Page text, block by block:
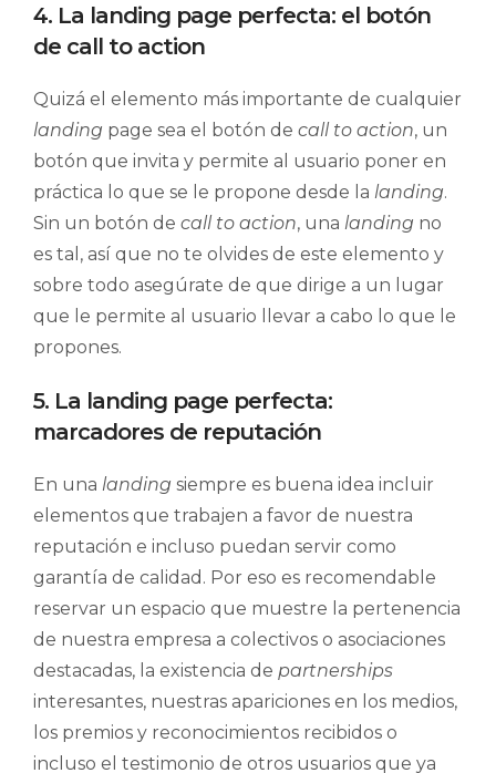
4. La landing page perfecta: el botón
de call to action
Quizá el elemento más importante de cualquier
landing page sea el botón de call to action, un
botón que invita y permite al usuario poner en
práctica lo que se le propone desde la landing.
Sin un botón de call to action, una landing no
es tal, así que no te olvides de este elemento y
sobre todo asegúrate de que dirige a un lugar
que le permite al usuario llevar a cabo lo que le
propones.
5. La landing page perfecta:
marcadores de reputación
En una landing siempre es buena idea incluir
elementos que trabajen a favor de nuestra
reputación e incluso puedan servir como
garantía de calidad. Por eso es recomendable
reservar un espacio que muestre la pertenencia
de nuestra empresa a colectivos o asociaciones
destacadas, la existencia de partnerships
interesantes, nuestras apariciones en los medios,
los premios y reconocimientos recibidos o
incluso el testimonio de otros usuarios que ya